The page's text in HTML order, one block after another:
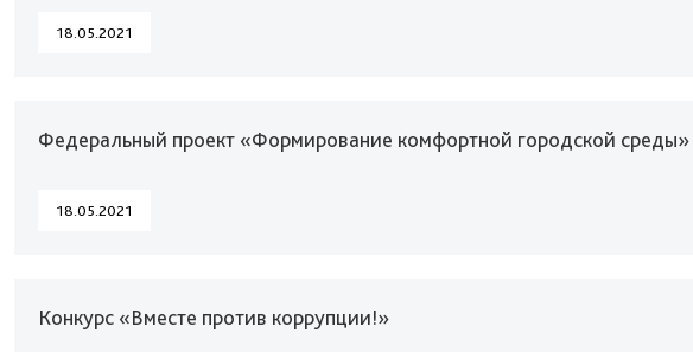
18.05.2021
Федеральный проект «Формирование комфортной городской среды»
18.05.2021
Конкурс «Вместе против коррупции!»